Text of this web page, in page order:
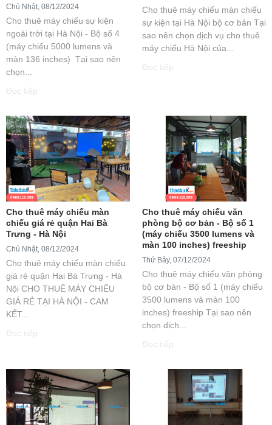
Chủ Nhật, 08/12/2024
Cho thuê máy chiếu sự kiện
ngoài trời tại Hà Nội - Bộ số 4
(máy chiếu 5000 lumens và
màn 136 inches) Tại sao nên
chọn...
Đọc tiếp
Cho thuê máy chiếu màn chiếu
sự kiện tại Hà Nội bộ cơ bản Tại
sao nên chọn dịch vụ cho thuê
máy chiếu Hà Nội của...
Đọc tiếp
Cho thuê máy chiếu màn
chiếu giá rẻ quận Hai Bà
Trưng - Hà Nội
Chủ Nhật, 08/12/2024
Cho thuê máy chiếu màn chiếu
giá rẻ quận Hai Bà Trưng - Hà
Nội CHO THUÊ MÁY CHIẾU
GIÁ RẺ TẠI HÀ NỘI - CAM
KẾT...
Đọc tiếp
Cho thuê máy chiếu văn
phòng bộ cơ bản - Bộ số 1
(máy chiếu 3500 lumens và
màn 100 inches) freeship
Thứ Bảy, 07/12/2024
Cho thuê máy chiếu văn phòng
bộ cơ bản - Bộ số 1 (máy chiếu
3500 lumens và màn 100
inches) freeship Tại sao nên
chọn dịch...
Đọc tiếp